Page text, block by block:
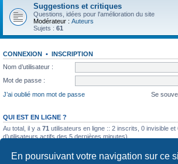
En poursuivant votre navigation sur ce
Suggestions et critiques
Questions, idées pour l'amélioration du site
Modérateur : Auteurs
Sujets : 61
CONNEXION • INSCRIPTION
Nom d’utilisateur :
Mot de passe :
J’ai oublié mon mot de passe
Se
QUI EST EN LIGNE ?
Au total, il y a 71 utilisateurs en ligne :: 2 inscrits, 0 invisible
d’utilisateurs actifs des 5 dernières minutes)
0:07